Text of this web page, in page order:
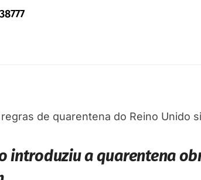
introduziu a quarentena